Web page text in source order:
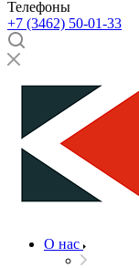
Телефоны
+7 (3462) 50-01-33
О нас